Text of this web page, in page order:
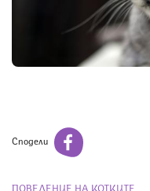
Сподели
ПОВЕДЕНИЕ НА КОТКИТЕ